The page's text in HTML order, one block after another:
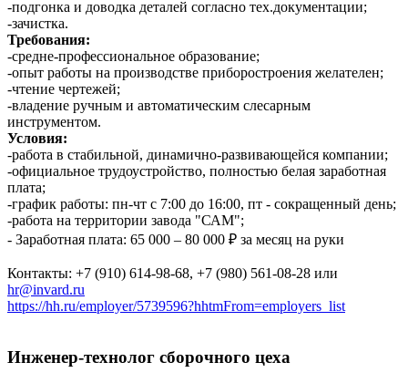
-подгонка и доводка деталей согласно тех.документации;
-зачистка.
Требования:
-средне-профессиональное образование;
-опыт работы на производстве приборостроения желателен;
-чтение чертежей;
-владение ручным и автоматическим слесарным
инструментом.
Условия:
-работа в стабильной, динамично-развивающейся компании;
-официальное трудоустройство, полностью белая заработная
плата;
-график работы: пн-чт с 7:00 до 16:00, пт - сокращенный день;
-работа на территории завода "САМ";
- Заработная плата: 65 000 – 80 000 ₽ за месяц на руки
Контакты: +7 (910) 614-98-68, +7 (980) 561-08-28 или
hr@invard.ru
https://hh.ru/employer/5739596?hhtmFrom=employers_list
Инженер-технолог сборочного цеха